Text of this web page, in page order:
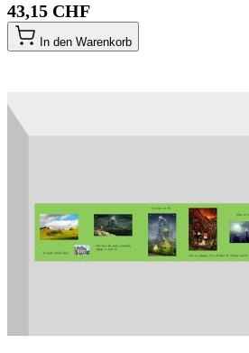
43,15 CHF
In den Warenkorb